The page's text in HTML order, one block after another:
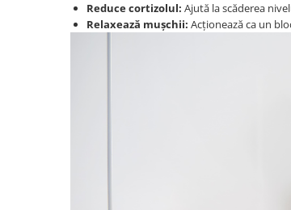
Reduce cortizolul: Ajută la scăderea
Relaxează mușchii: Acționează ca un